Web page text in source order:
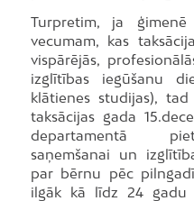
Turpretim, ja
vecumam, kas
vispārējās,
izglītības iegūšanu
klātienes studijas),
taksācijas gada
departamentā
saņemšanai un
par bērnu pēc
ilgāk kā līdz 24 gadu